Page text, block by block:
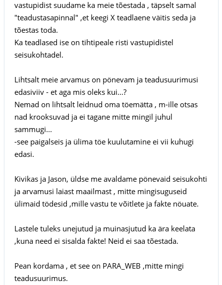
vastupidist suudame ka meie tõestada , täpselt samal
"teadustasapinnal" ,et keegi X teadlaene väitis seda ja
tõestas toda.
Ka teadlased ise on tihtipeale risti vastupidistel
seisukohtadel.
Lihtsalt meie arvamus on pönevam ja teadusuurimusi
edasiviiv - et aga mis oleks kui...?
Nemad on lihtsalt leidnud oma töemätta , m-ille otsas
nad krooksuvad ja ei tagane mitte mingil juhul
sammugi...
-see paigalseis ja ülima töe kuulutamine ei vii kuhugi
edasi.
Kivikas ja Jason, üldse me avaldame pönevaid seisukohti
ja arvamusi laiast maailmast , mitte mingisuguseid
ülimaid tödesid ,mille vastu te võitlete ja fakte nöuate.
Lastele tuleks unejutud ja muinasjutud ka ära keelata
,kuna need ei sisalda fakte! Neid ei saa tõestada.
Pean kordama , et see on PARA_WEB ,mitte mingi
teadusuurimus.